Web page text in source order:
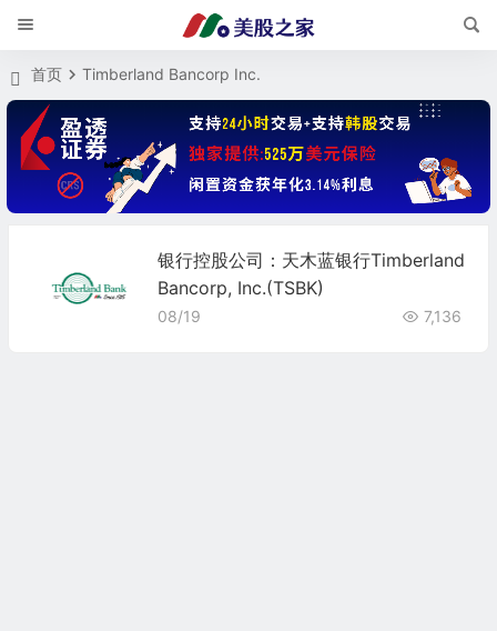
首页 Timberland Bancorp Inc.
银行控股公司：天木蓝银行Timberland
Bancorp, Inc.(TSBK)
08/19 7,136